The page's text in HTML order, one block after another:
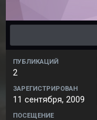
ПУБЛИКАЦИЙ
2
ЗАРЕГИСТРИРОВАН
11 сентября, 2009
ПОСЕЩЕНИЕ